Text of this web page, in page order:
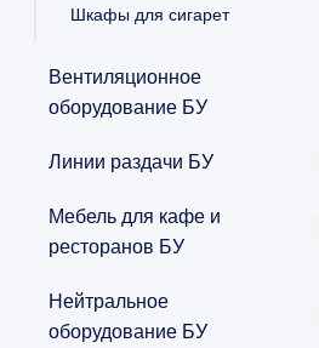
Шкафы для сигарет
Вентиляционное
оборудование БУ
Линии раздачи БУ
Мебель для кафе и
ресторанов БУ
Нейтральное
оборудование БУ